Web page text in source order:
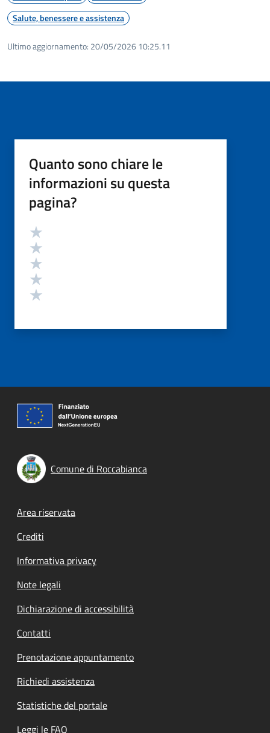
Salute, benessere e assistenza
Ultimo aggiornamento: 20/05/2026 10:25.11
Quanto sono chiare le
informazioni su questa
pagina?
Valutazione
Comune di Roccabianca
Footer menu
Area riservata
Crediti
Informativa privacy
Note legali
Dichiarazione di accessibilità
Contatti
Prenotazione appuntamento
Richiedi assistenza
Statistiche del portale
Leggi le FAQ